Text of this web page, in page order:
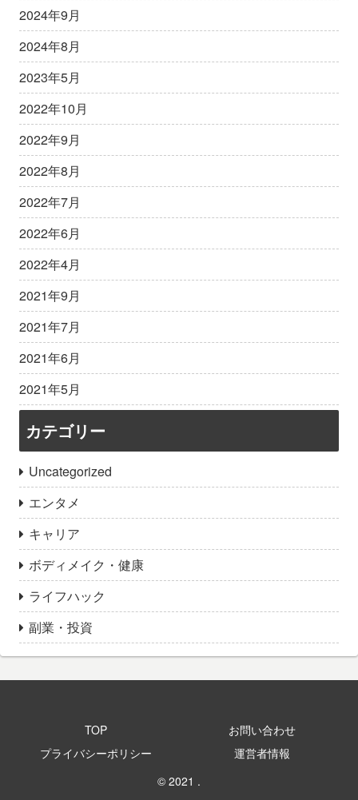
2024年9月
2024年8月
2023年5月
2022年10月
2022年9月
2022年8月
2022年7月
2022年6月
2022年4月
2021年9月
2021年7月
2021年6月
2021年5月
カテゴリー
Uncategorized
エンタメ
キャリア
ボディメイク・健康
ライフハック
副業・投資
TOP
お問い合わせ
プライバシーポリシー
運営者情報
© 2021 .